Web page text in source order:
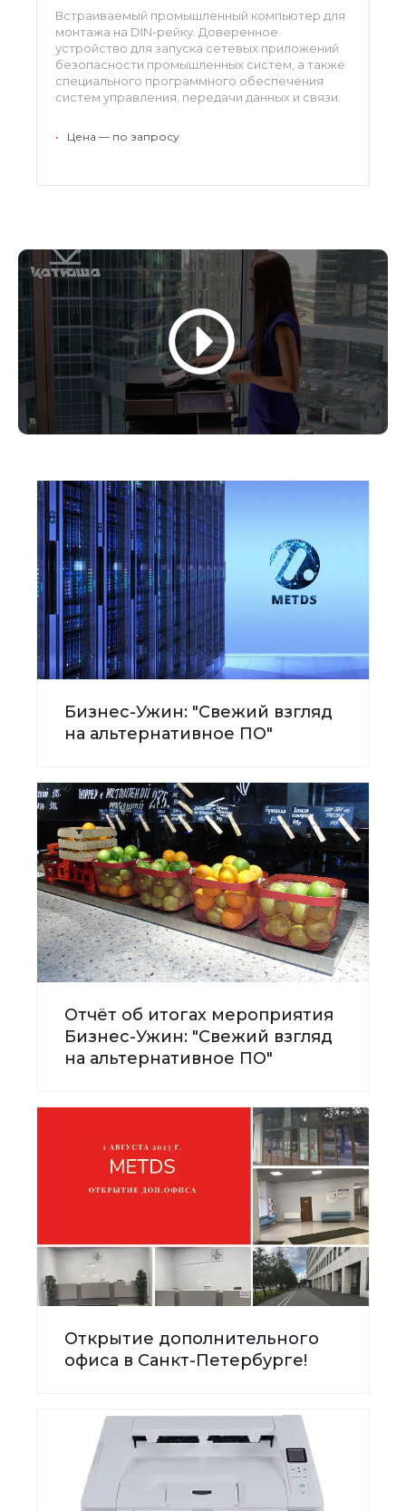
Встраиваемый промышленный компьютер для
монтажа на DIN-рейку. Доверенное
устройство для запуска сетевых приложений
безопасности промышленных систем, а также
специального программного обеспечения
систем управления, передачи данных и связи.
• Цена — по запросу
Бизнес-Ужин: "Свежий взгляд
на альтернативное ПО"
Отчёт об итогах мероприятия
Бизнес-Ужин: "Свежий взгляд
на альтернативное ПО"
Открытие дополнительного
офиса в Санкт-Петербурге!